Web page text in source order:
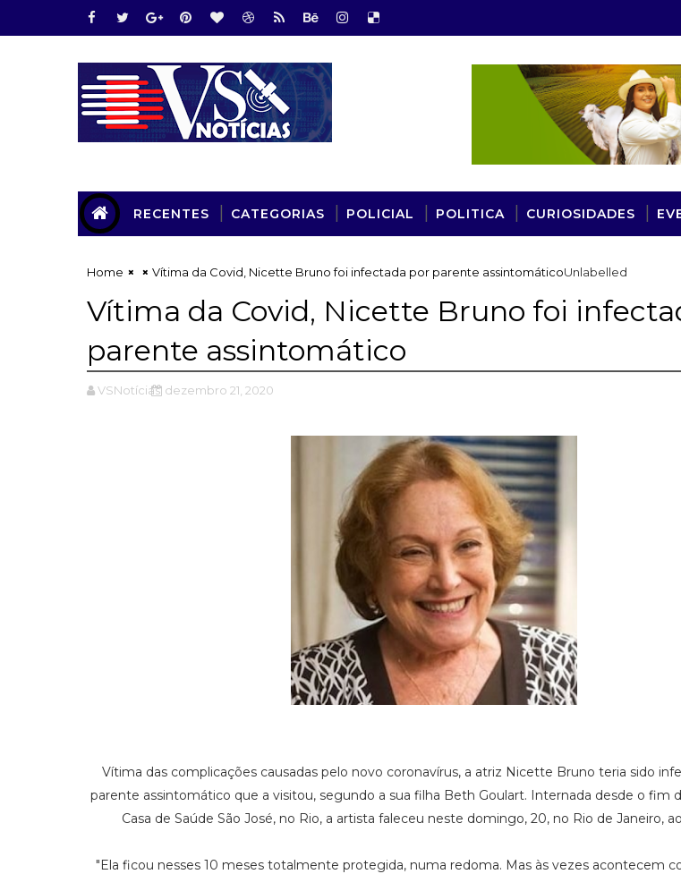
RECENTES CATEGORIAS POLICIAL POLITICA CURIOSIDADES
Home Unlabelled
Vítima da Covid, Nicette Bruno foi infectada por parente assintomático
Vítima da Covid, Nicette Bruno foi
parente assintomático
VSNotícias dezembro 21, 2020
Vítima das complicações causadas pelo novo coronavírus, a atriz Nicette Bruno teria sido
parente assintomático que a visitou, segundo a sua filha Beth Goulart. Internada desde o fim
Casa de Saúde São José, no Rio, a artista faleceu neste domingo, 20, no Rio de Janeiro,
"Ela ficou nesses 10 meses totalmente protegida, numa redoma. Mas às vezes acontecem